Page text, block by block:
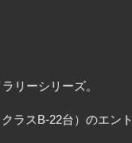
リーシリーズ。
ラスB-22台）のエン